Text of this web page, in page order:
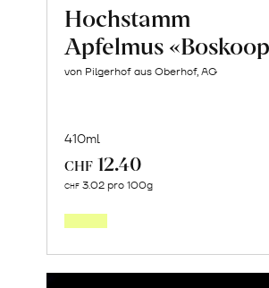
Hochstamm
Apfelmus
von Pilgerhof aus Oberhof, AG
410ml
CHF 12.40
CHF 3.02 pro 100g
Apfelmus